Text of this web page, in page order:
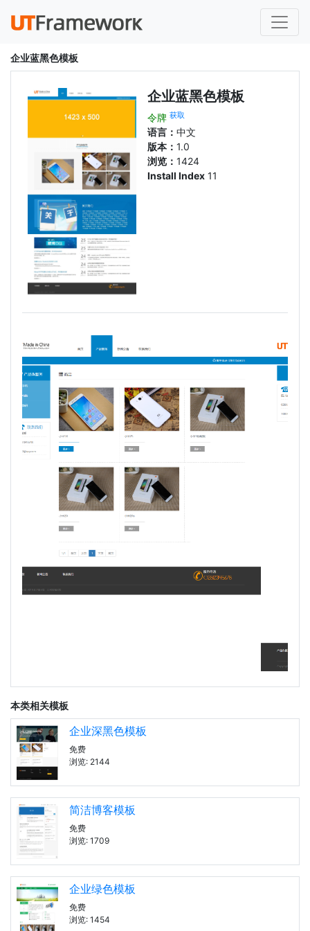
企业蓝黑色模板
企业蓝黑色模板
令牌 获取
语言： 中文
版本： 1.0
浏览： 1424
Install Index11
本类相关模板
企业深黑色模板
免费
浏览: 2144
简洁博客模板
免费
浏览: 1709
企业绿色模板
免费
浏览: 1454